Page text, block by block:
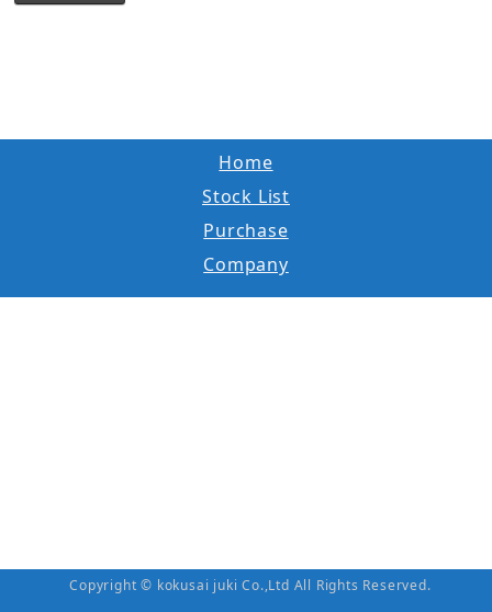
Home
Stock List
Purchase
Company
Copyright © kokusai juki Co.,Ltd All Rights Reserved.